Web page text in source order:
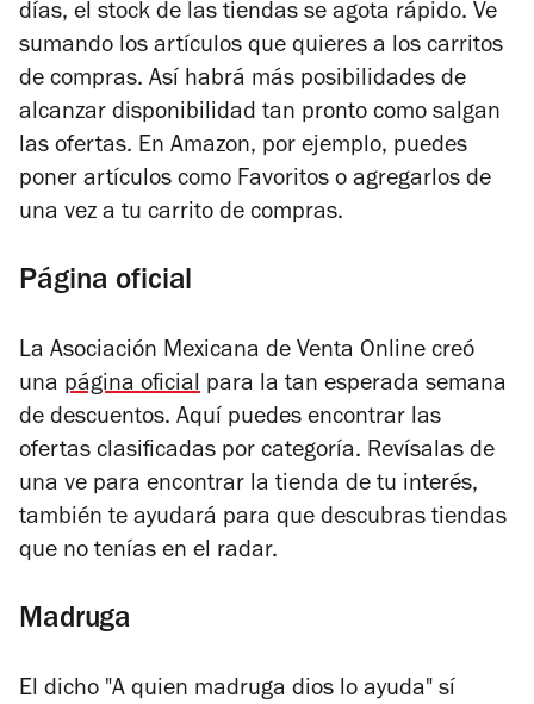
días, el stock de las tiendas se agota rápido. Ve
sumando los artículos que quieres a los carritos
de compras. Así habrá más posibilidades de
alcanzar disponibilidad tan pronto como salgan
las ofertas. En Amazon, por ejemplo, puedes
poner artículos como Favoritos o agregarlos de
una vez a tu carrito de compras.
Página oficial
La Asociación Mexicana de Venta Online creó
una página oficial para la tan esperada semana
de descuentos. Aquí puedes encontrar las
ofertas clasificadas por categoría. Revísalas de
una ve para encontrar la tienda de tu interés,
también te ayudará para que descubras tiendas
que no tenías en el radar.
Madruga
El dicho "A quien madruga dios lo ayuda" sí